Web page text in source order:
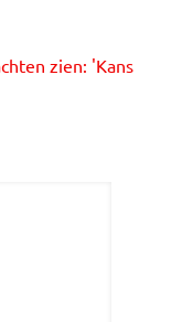
zien: 'Kans